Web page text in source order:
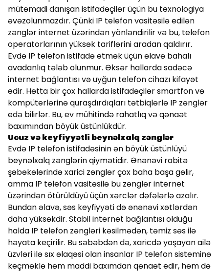
mütəmadi danışan istifadəçilər üçün bu texnologiya
əvəzolunmazdır. Çünki IP telefon vasitəsilə edilən
zənglər internet üzərindən yönləndirilir və bu, telefon
operatorlarının yüksək tariflərini aradan qaldırır.
Evdə IP telefon istifadə etmək üçün əlavə bahalı
avadanlıq tələb olunmur. Əksər hallarda sadəcə
internet bağlantısı və uyğun telefon cihazı kifayət
edir. Hətta bir çox hallarda istifadəçilər smartfon və
kompüterlərinə quraşdırdıqları tətbiqlərlə IP zənglər
edə bilirlər. Bu, ev mühitində rahatlıq və qənaət
baxımından böyük üstünlükdür.
Ucuz və keyfiyyətli beynəlxalq zənglər
Evdə IP telefon istifadəsinin ən böyük üstünlüyü
beynəlxalq zənglərin qiymətidir. Ənənəvi rabitə
şəbəkələrində xarici zənglər çox baha başa gəlir,
amma IP telefon vasitəsilə bu zənglər internet
üzərindən ötürüldüyü üçün xərclər dəfələrlə azalır.
Bundan əlavə, səs keyfiyyəti də ənənəvi xətlərdən
daha yüksəkdir. Stabil internet bağlantısı olduğu
halda IP telefon zəngləri kəsilmədən, təmiz səs ilə
həyata keçirilir. Bu səbəbdən də, xaricdə yaşayan ailə
üzvləri ilə sıx əlaqəsi olan insanlar IP telefon sisteminə
keçməklə həm maddi baxımdan qənaət edir, həm də